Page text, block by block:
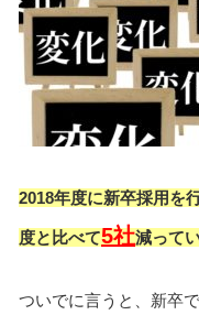
2018年度に新卒採用を
度と比べて5社減って
ついでに言うと、新卒